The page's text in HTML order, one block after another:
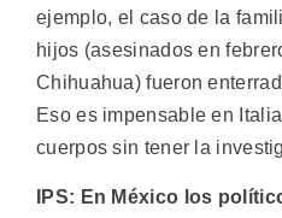
ejemplo, el caso de la
hijos (asesinados en
Chihuahua) fueron
Eso es impensable en
cuerpos sin tener la
IPS: En México los